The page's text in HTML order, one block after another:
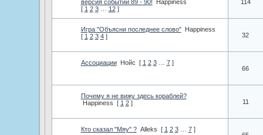
версия событий 89 - 90!
Happiness
[ 1 2 3 12 ]
114
Игра "Объясни последнее слово"
Happiness
[ 1 2 3 4 ] 32
Ассоциации Нойс [ 1 2 3 7 ]
66
Почему я не вижу здесь кораблей?
Happiness [ 1 2 ] 11
Кто сказал "Мяу" ? Alleks [ 1 2 3 7 ]